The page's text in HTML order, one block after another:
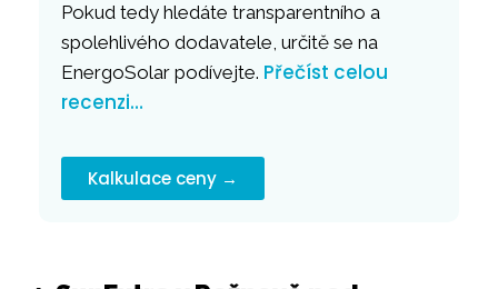
Pokud tedy hledáte transparentního a
spolehlivého dodavatele, určitě se na
EnergoSolar podívejte. Přečíst celou
recenzi…
Kalkulace ceny →